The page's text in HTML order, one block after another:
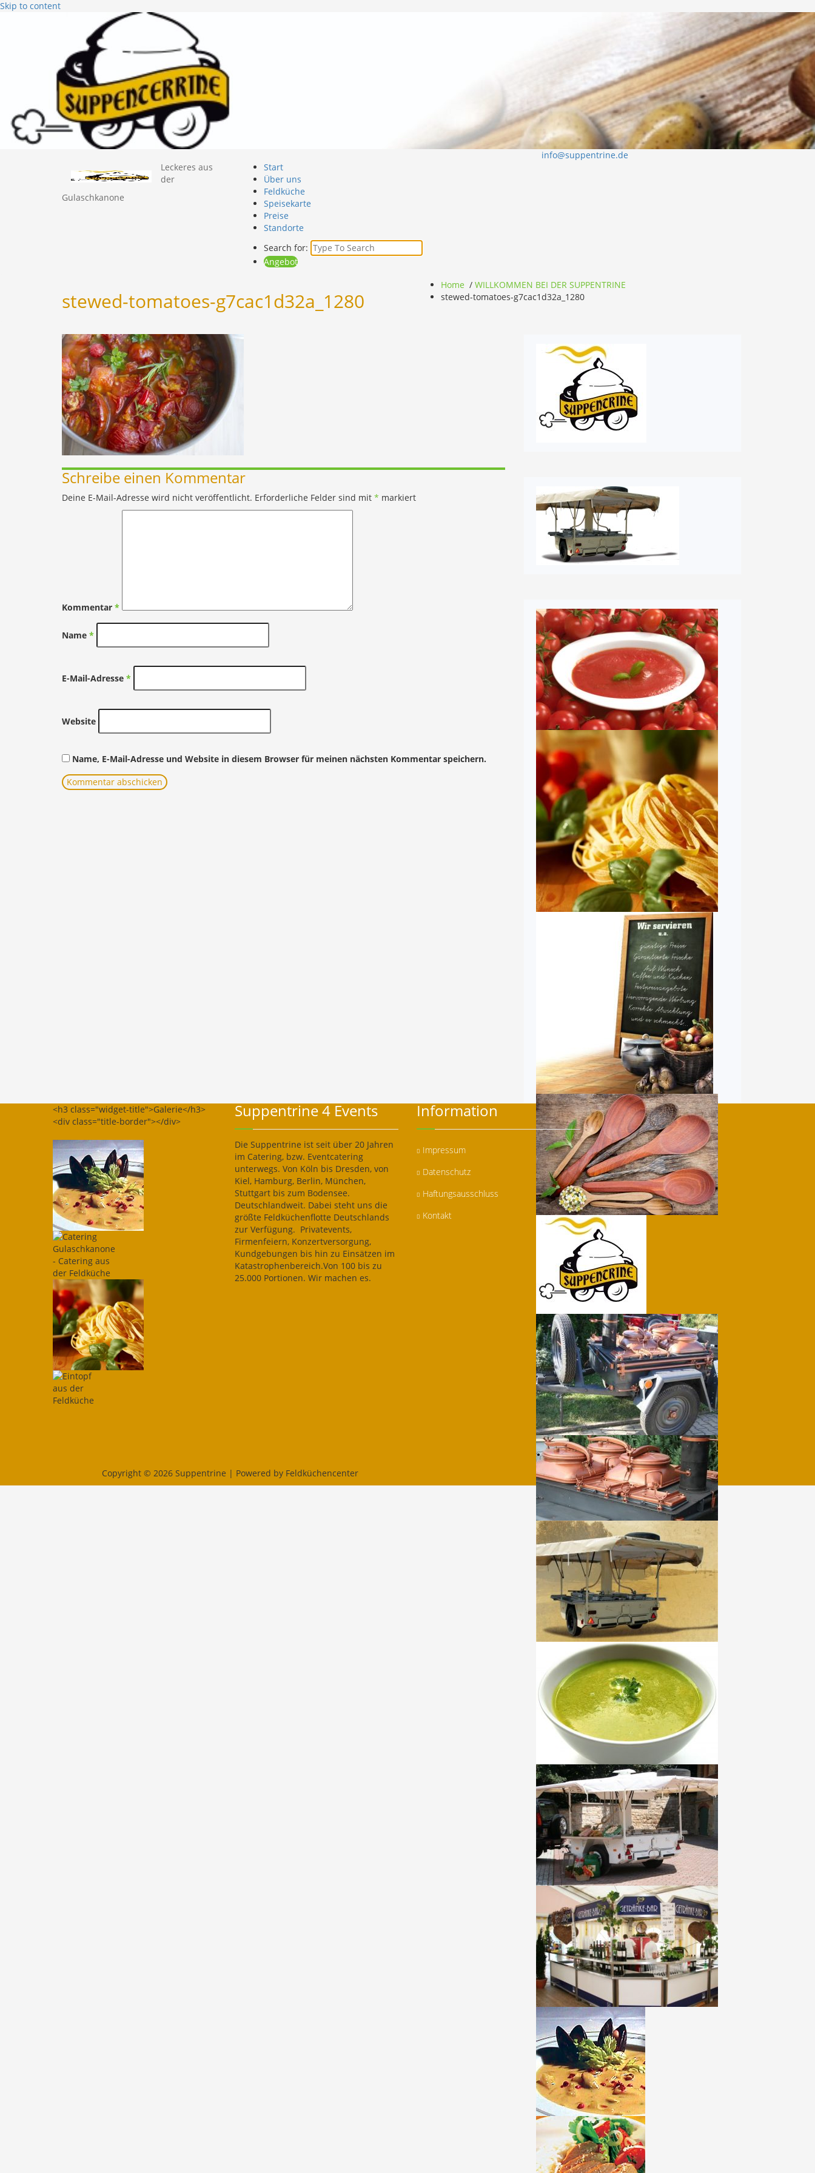
Skip to content
info@suppentrine.de
Leckeres aus
der
Gulaschkanone
Start
Über uns
Feldküche
Speisekarte
Preise
Standorte
Search for:
Angebot
stewed-tomatoes-g7cac1d32a_1280
Home / WILLKOMMEN BEI DER SUPPENTRINE
stewed-tomatoes-g7cac1d32a_1280
Schreibe einen Kommentar
Deine E-Mail-Adresse wird nicht veröffentlicht. Erforderliche Felder sind mit * markiert
Kommentar *
Name *
E-Mail-Adresse *
Website
Name, E-Mail-Adresse und Website in diesem Browser für meinen nächsten Kommentar speichern.
<h3 class="widget-title">Galerie</h3>
<div class="title-border"></div>
Suppentrine 4 Events
Die Suppentrine ist seit über 20 Jahren
im Catering, bzw. Eventcatering
unterwegs. Von Köln bis Dresden, von
Kiel, Hamburg, Berlin, München,
Stuttgart bis zum Bodensee.
Deutschlandweit. Dabei steht uns die
größte Feldküchenflotte Deutschlands
zur Verfügung. Privatevents,
Firmenfeiern, Konzertversorgung,
Kundgebungen bis hin zu Einsätzen im
Katastrophenbereich.Von 100 bis zu
25.000 Portionen. Wir machen es.
Information
Impressum
Datenschutz
Haftungsausschluss
Kontakt
Copyright © 2026 Suppentrine | Powered by Feldküchencenter